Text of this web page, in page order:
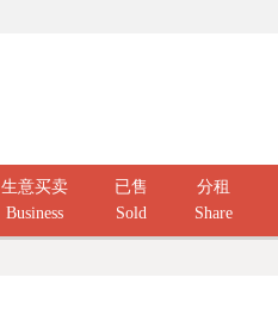
生意买卖
Business
已售
Sold
分租
Share